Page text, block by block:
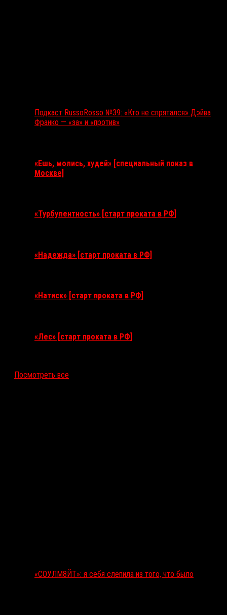
Подкаст RussoRosso №39: «Кто не спрятался» Дэйва
Франко — «за» и «против»
«Ешь, молись, худей» [специальный показ в
Москве]
«Турбулентность» [старт проката в РФ]
«Надежда» [старт проката в РФ]
«Натиск» [старт проката в РФ]
«Лес» [старт проката в РФ]
Посмотреть все
«СОУЛМ8ЙТ»: я себя слепила из того, что было